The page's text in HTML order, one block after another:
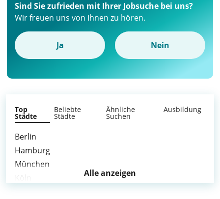
Sind Sie zufrieden mit Ihrer Jobsuche bei uns?
Wir freuen uns von Ihnen zu hören.
Ja Nein
Top
Städte
Beliebte
Städte
Ähnliche
Suchen
Ausbildung
Berlin
Hamburg
München
Alle anzeigen